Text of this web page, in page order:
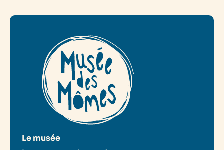
Le musée